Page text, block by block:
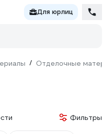
Для юрлиц
/ Отделочные
Фильтры